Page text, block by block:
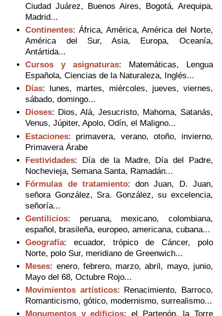
Ciudad Juárez, Buenos Aires, Bogotá, Arequipa,
Madrid...
Continentes: África, América, América del Norte,
América del Sur, Asia, Europa, Oceanía,
Antártida...
Cursos y asignaturas: Matemáticas, Lengua
Española, Ciencias de la Naturaleza, Inglés...
Días: lunes, martes, miércoles, jueves, viernes,
sábado, domingo...
Dioses: Dios, Alá, Jesucristo, Mahoma, Satanás,
Venus, Júpiter, Apolo, Odín, el Maligno...
Estaciones: primavera, verano, otoño, invierno,
Primavera Árabe
Festividades: Día de la Madre, Día del Padre,
Nochevieja, Semana Santa, Ramadán...
Fórmulas de tratamiento: don Juan, D. Juan,
señora González, Sra. González, su excelencia,
señoría...
Gentilicios: peruana, mexicano, colombiana,
español, brasileña, europeo, americana, cubana...
Geografía: ecuador, trópico de Cáncer, polo
Norte, polo Sur, meridiano de Greenwich...
Meses: enero, febrero, marzo, abril, mayo, junio,
Mayo del 68, Octubre Rojo...
Movimientos artísticos: Renacimiento, Barroco,
Romanticismo, gótico, modernismo, surrealismo...
Monumentos y edificios: el Partenón, la Torre